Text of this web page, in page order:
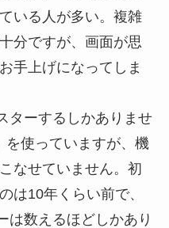
いる人が多い。複雑
分ですが、画面が思
手上げになってしま
ターするしかありませ
を使っていますが、機
なせていません。初
は10年くらい前で、
は数えるほどしかあり